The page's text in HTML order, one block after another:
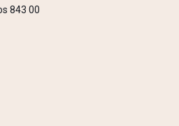
843 00